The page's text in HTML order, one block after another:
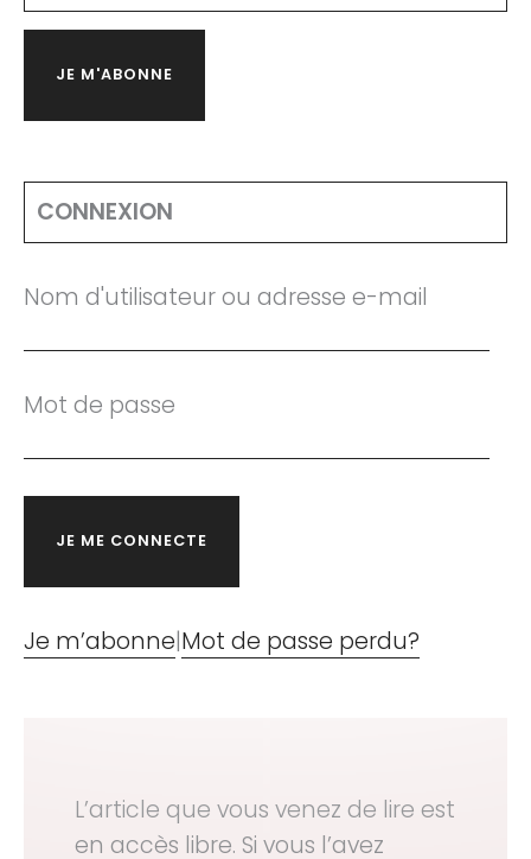
JE M'ABONNE
CONNEXION
Nom d'utilisateur ou adresse e-mail
Mot de passe
Je m’abonne|Mot de passe perdu?
L’article que vous venez de lire est
en accès libre. Si vous l’avez